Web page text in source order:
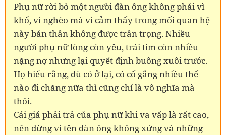
Phụ nữ rời bỏ một người đàn ông không phải vì
khổ, vì nghèo mà vì cảm thấy trong mối quan hệ
này bản thân không được trân trọng. Nhiều
người phụ nữ lòng còn yêu, trái tim còn nhiều
nặng nợ nhưng lại quyết định buông xuôi trước.
Họ hiểu rằng, dù có ở lại, có cố gắng nhiều thế
nào đi chăng nữa thì cũng chỉ là vô nghĩa mà
thôi.
Cái giá phải trả của phụ nữ khi va vấp là rất cao,
nên đừng vì tên đàn ông không xứng và những